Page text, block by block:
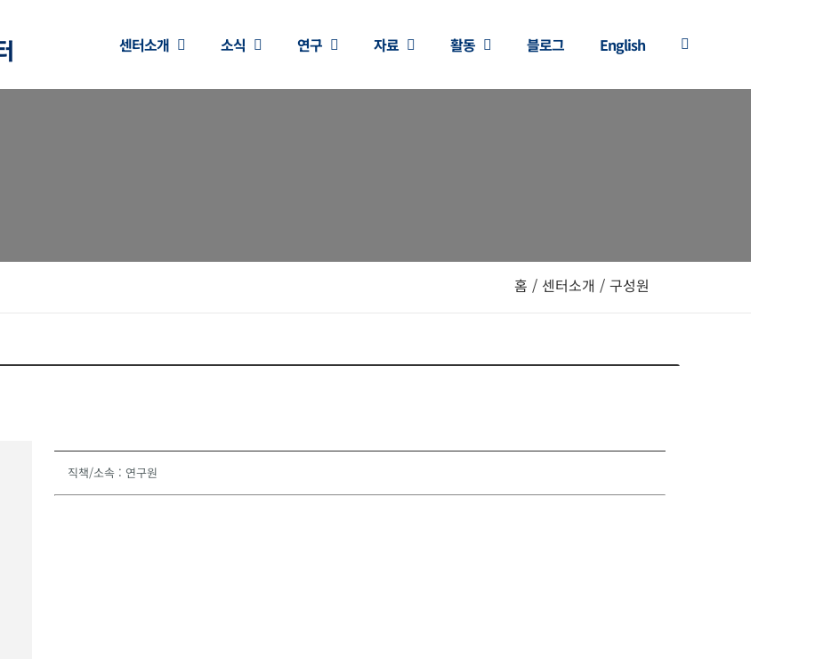
센터소개 소식 연구 자료 활동 블로그 English
홈 / 센터소개 / 구성원
직책/소속 : 연구원